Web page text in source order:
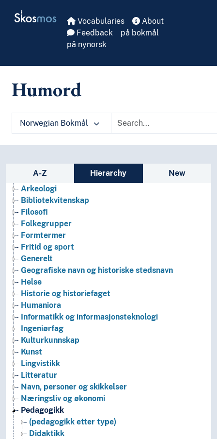
Skosmos Vocabularies
About
Feedback
på bokmål
på nynorsk
Humord
Norwegian Bokmål
Sidebar listing: list and traverse
A-Z Hierarchy
New
Arkeologi
Bibliotekvitenskap
Filosofi
Folkegrupper
Formtermer
Fritid og sport
Generelt
Geografiske navn og historiske stedsnavn
Helse
Historie og historiefaget
Humaniora
Informatikk og informasjonsteknologi
Ingeniørfag
Kulturkunnskap
Kunst
Lingvistikk
Litteratur
Navn, personer og skikkelser
Næringsliv og økonomi
Pedagogikk
(pedagogikk etter type)
Didaktikk